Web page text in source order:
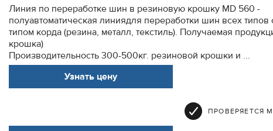
Линия по переработке шин в резиновую крошку MD 560 -
полуавтоматическая линиядля переработки шин всех
типом корда (резина, металл, текстиль). Получаемая
крошка)
Производительность 300-500кг. резиновой крошки и ...
Узнать цену
ПРОВЕРЯЕТСЯ